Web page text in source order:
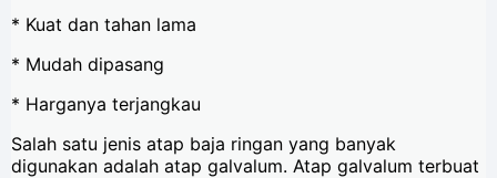
* Kuat dan tahan lama
* Mudah dipasang
* Harganya terjangkau
Salah satu jenis atap baja ringan yang banyak
digunakan adalah atap galvalum. Atap galvalum terbuat